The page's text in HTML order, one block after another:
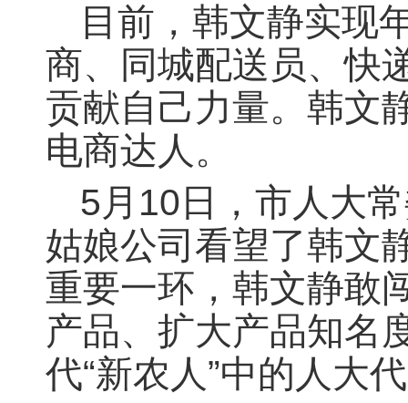
目前，韩文静实现
商、同城配送员、快
贡献自己力量。韩文
电商达人。
5月10日，市人大
姑娘公司看望了韩文
重要一环，韩文静敢
产品、扩大产品知名
代“新农人”中的人大